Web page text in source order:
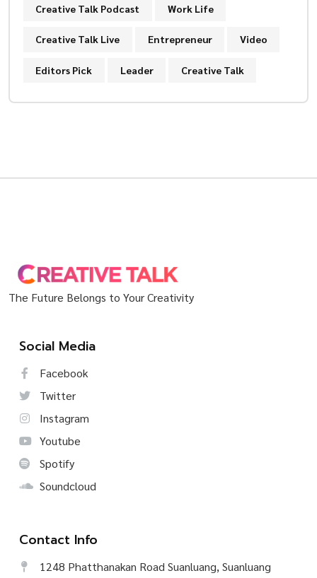
Creative Talk Podcast Work Life
Creative Talk Live Entrepreneur Video
Editors Pick Leader Creative Talk
The Future Belongs to Your Creativity
Social Media
Facebook
Twitter
Instagram
Youtube
Spotify
Soundcloud
Contact Info
1248 Phatthanakan Road Suanluang, Suanluang